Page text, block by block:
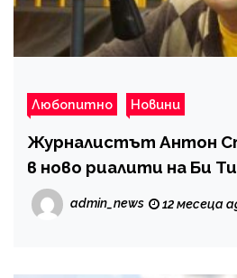
Любопитно Новини
Журналистът Антон
в ново риалити на Би
admin_news 12 месеца